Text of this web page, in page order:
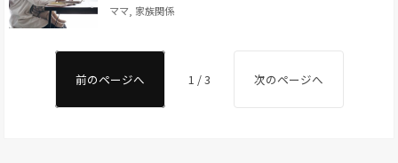
ママ, 家族関係
前のページへ 1 / 3 次のページへ